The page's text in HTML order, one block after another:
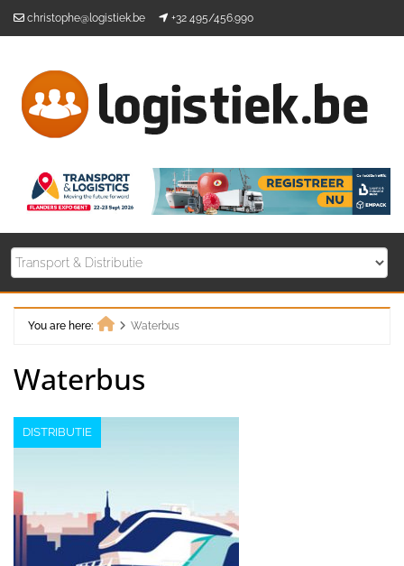
christophe@logistiek.be +32 495/456.990
You are here:
Waterbus
Waterbus
DISTRIBUTIE